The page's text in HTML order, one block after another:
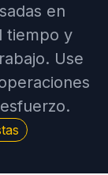
en
tiempo y
Use